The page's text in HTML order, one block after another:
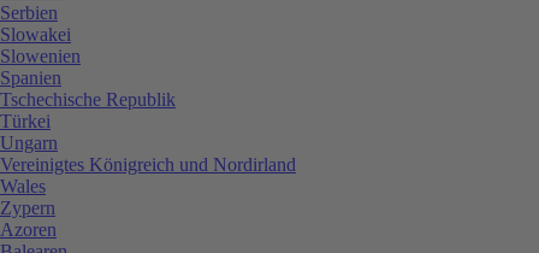
Serbien
Slowakei
Slowenien
Spanien
Tschechische Republik
Türkei
Ungarn
Vereinigtes Königreich und Nordirland
Wales
Zypern
Azoren